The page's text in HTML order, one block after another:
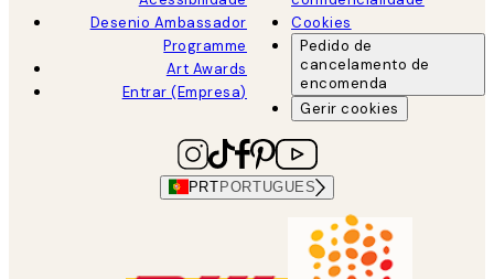
Desenio Ambassador
Programme
Art Awards
Entrar (Empresa)
Cookies
Pedido de
cancelamento de
encomenda
Gerir cookies
PRT PORTUGUES